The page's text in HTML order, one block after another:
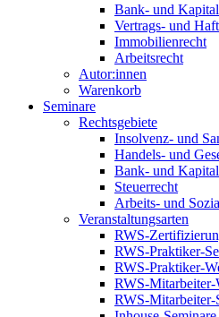
Bank- und
Vertrags- und
Immobilienrecht
Arbeitsrecht
Autor:innen
Warenkorb
Seminare
Rechtsgebiete
Insolvenz- und
Handels- und
Bank- und
Steuerrecht
Arbeits- und
Veranstaltungsarten
RWS-
RWS-Praktiker-
RWS-Praktiker-
RWS-Mitarbeiter-
RWS-Mitarbeiter-